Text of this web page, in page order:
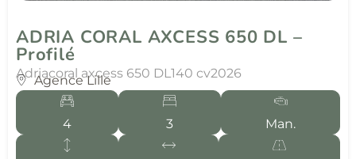
ADRIA CORAL AXCESS 650 DL –
Profilé
Adriacoral axcess 650 DL 140 cv2026
Agence Lille
4 3 Man.